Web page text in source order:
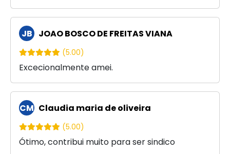
JB JOAO BOSCO DE FREITAS VIANA
(5.00)
Excecionalmente amei.
CM Claudia maria de oliveira
(5.00)
Ótimo, contribui muito para ser sindico